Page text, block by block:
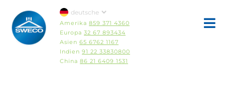
Amerika 859 371 4360
Europa 32 67 893434
Asien 65 6762 1167
Indien 91 22 33830800
China 86 21 6409 1531